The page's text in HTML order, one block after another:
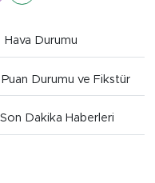
Hava Durumu
Puan Durumu ve Fikstür
Son Dakika Haberleri